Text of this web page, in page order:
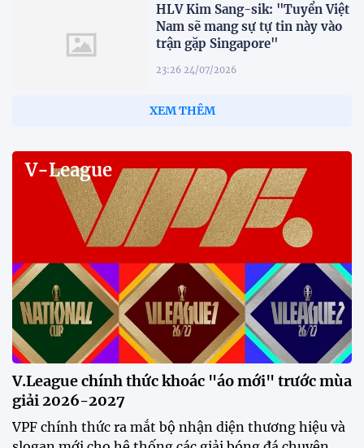
HLV Kim Sang-sik: "Tuyển Việt
Nam sẽ mang sự tự tin này vào
trận gặp Singapore"
23:26 24/07/2026
XEM THÊM
V-League
V.League chính thức khoác "áo mới" trước mùa
giải 2026-2027
VPF chính thức ra mắt bộ nhận diện thương hiệu và